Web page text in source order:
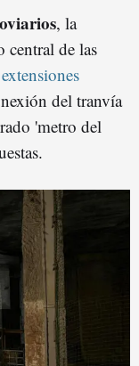
, la
central de las
del tranvía
'metro del